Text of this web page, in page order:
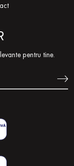
pentru tine.